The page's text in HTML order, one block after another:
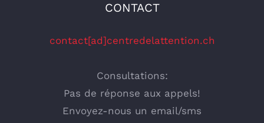
CONTACT
contact[ad]centredelattention.ch
Consultations:
Pas de réponse aux appels!
Envoyez-nous un email/sms